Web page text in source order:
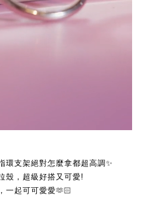
環支架絕對怎麼拿都超高調✨
殼，超級好搭又可愛!
一起可可愛愛🫶🏻